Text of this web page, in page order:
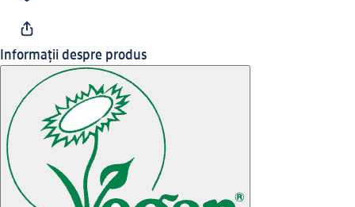
Informații despre produs